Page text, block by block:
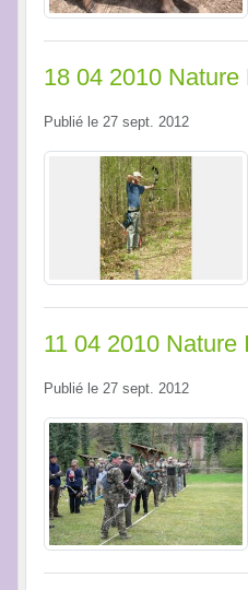
18 04 2010 Nature
Publié le 27 sept. 2012
11 04 2010 Nature
Publié le 27 sept. 2012